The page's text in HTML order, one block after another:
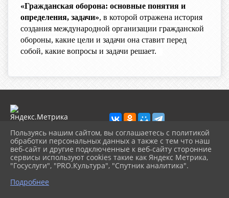
«Гражданская оборона: основные понятия и
определения, задачи», в которой отражена история
создания международной организации гражданской
обороны, какие цели и задачи она ставит перед
собой, какие вопросы и задачи решает.
2026 г. porhcbs.ru
Вход
Карта сайта
Политика обработки персональных данных
Пользуясь нашим сайтом, вы соглашаетесь с политикой
обработки персональных данных а также с тем что наш
веб-сайт и другие подключенные к веб-сайту сторонние
сервисы используют cookies такие как Яндекс Метрика,
"Госуслуги", "PRO.Культура", "Спутник аналитика".
Подробнее